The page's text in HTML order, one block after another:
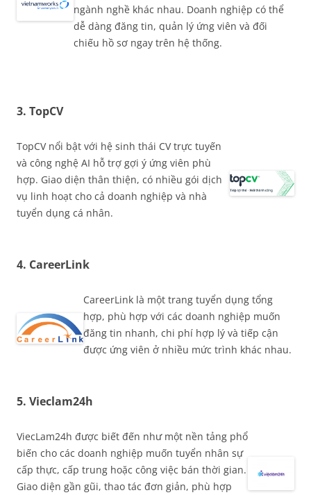
ngành nghề khác nhau. Doanh nghiệp có thể
dễ dàng đăng tin, quản lý ứng viên và đối
chiếu hồ sơ ngay trên hệ thống.
3. TopCV
TopCV nổi bật với hệ sinh thái CV trực tuyến
và công nghệ AI hỗ trợ gợi ý ứng viên phù
hợp. Giao diện thân thiện, có nhiều gói dịch
vụ linh hoạt cho cả doanh nghiệp và nhà
tuyển dụng cá nhân.
4. CareerLink
CareerLink là một trang tuyển dụng tổng
hợp, phù hợp với các doanh nghiệp muốn
đăng tin nhanh, chi phí hợp lý và tiếp cận
được ứng viên ở nhiều mức trình khác nhau.
5. Vieclam24h
ViecLam24h được biết đến như một nền tảng phổ
biến cho các doanh nghiệp muốn tuyển nhân sự
cấp thực, cấp trung hoặc công việc bán thời gian.
Giao diện gần gũi, thao tác đơn giản, phù hợp